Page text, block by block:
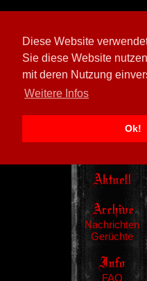
Diese Website
Sie diese Website
mit deren Nutzung
Weitere Infos
Ok!
[ 600026/M3]
Nachrichten
Gerüchte
FAQ